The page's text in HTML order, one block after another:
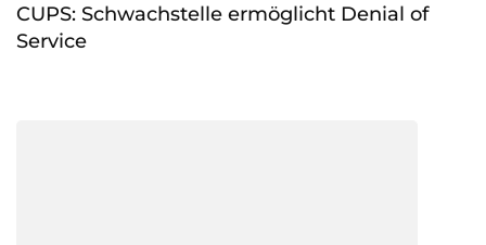
CUPS: Schwachstelle ermöglicht Denial of
Service